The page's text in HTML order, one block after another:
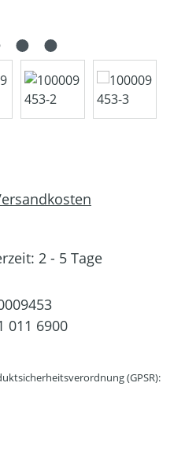
2 - 5 Tage
011 6900
(GPSR):